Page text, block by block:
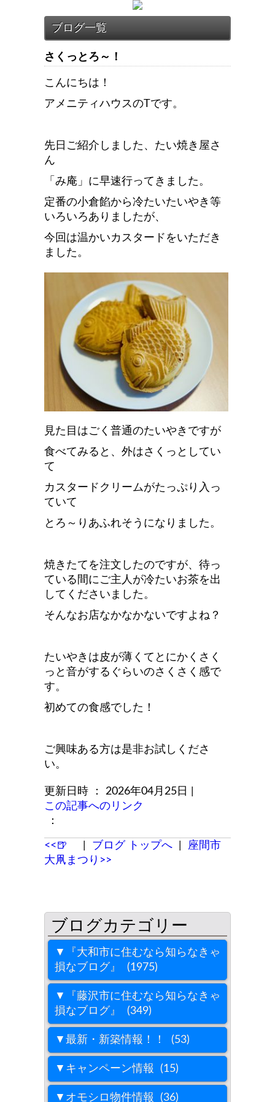
さくっとろ～！
こんにちは！
アメニティハウスのTです。
先日ご紹介しました、たい焼き屋さ
ん
「み庵」に早速行ってきました。
定番の小倉餡から冷たいたいやき等
いろいろありましたが、
今回は温かいカスタードをいただき
ました。
見た目はごく普通のたいやきですが
食べてみると、外はさくっとしてい
て
カスタードクリームがたっぷり入っ
ていて
とろ～りあふれそうになりました。
焼きたてを注文したのですが、待っ
ている間にご主人が冷たいお茶を出
してくださいました。
そんなお店なかなかないですよね？
たいやきは皮が薄くてとにかくさく
っと音がするぐらいのさくさく感で
す。
初めての食感でした！
ご興味ある方は是非お試しくださ
い。
更新日時 ： 2026年04月25日
この記事へのリンク
：
<<🍺 ブログ トップへ
座間市
大凧まつり>>
▼『大和市に住むなら知らなきゃ
損なブログ』 (1975)
▼『藤沢市に住むなら知らなきゃ
損なブログ』 (349)
▼最新・新築情報！！ (53)
▼キャンペーン情報 (15)
▼オモシロ物件情報 (36)